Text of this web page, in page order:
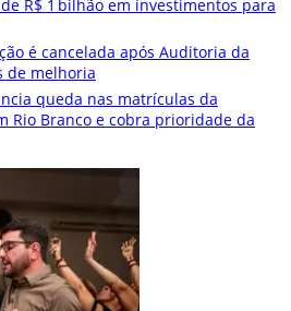
R$ 1 bilhão em investimentos para
é cancelada após Auditoria da
de melhoria
queda nas matrículas da
Rio Branco e cobra prioridade da